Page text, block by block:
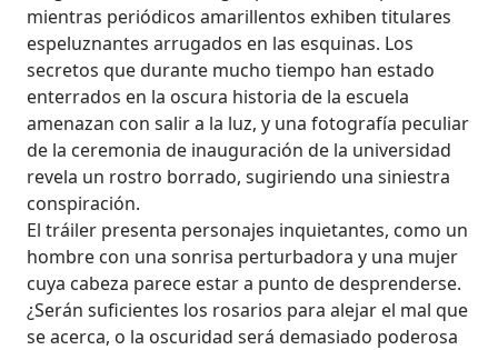
mientras periódicos amarillentos exhiben titulares
espeluznantes arrugados en las esquinas. Los
secretos que durante mucho tiempo han estado
enterrados en la oscura historia de la escuela
amenazan con salir a la luz, y una fotografía peculiar
de la ceremonia de inauguración de la universidad
revela un rostro borrado, sugiriendo una siniestra
conspiración.
El tráiler presenta personajes inquietantes, como un
hombre con una sonrisa perturbadora y una mujer
cuya cabeza parece estar a punto de desprenderse.
¿Serán suficientes los rosarios para alejar el mal que
se acerca, o la oscuridad será demasiado poderosa